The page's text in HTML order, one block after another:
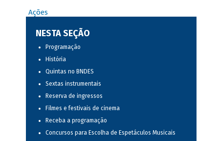
Ações
NESTA SEÇÃO
Programação
História
Quintas no BNDES
Sextas instrumentais
Reserva de ingressos
Filmes e festivais de cinema
Receba a programação
Concursos para Escolha de Espetáculos Musicais